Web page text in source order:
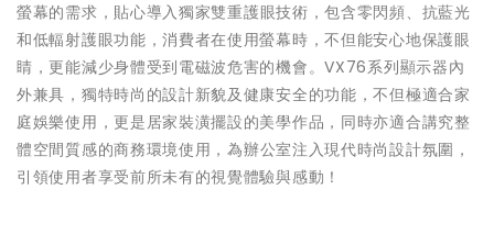
螢幕的需求， 貼心導入獨家雙重護眼技術，包含零閃頻、 抗藍光
和低輻射護眼功能，消費者在使用螢幕時，不但能安心地保護眼
睛，更能減少身體受到電磁波危害的機會。VX76系列顯示器內
外兼具，獨特時尚的設計新貌及健康安全的功能，不但極適合家
庭娛樂使用，更是居家裝潢擺設的美學作品， 同時亦適合講究整
體空間質感的商務環境使用，為辦公室注入現代時尚設計氛圍，
引領使用者享受前所未有的視覺體驗與感動！